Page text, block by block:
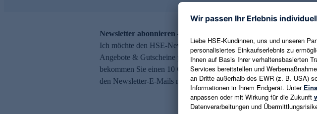
Newsletter abonnieren – 10 € Gutschein erhalten
Ich möchte den HSE-Newsletter abonnieren und aktuelle Trends,
Angebote & Gutscheine per E-Mail erhalten. Als Dankeschön
bekommen Sie einen 10 € Gutschein. Eine Abmeldung ist jederzeit in
den Newsletter-E-Mails möglich.